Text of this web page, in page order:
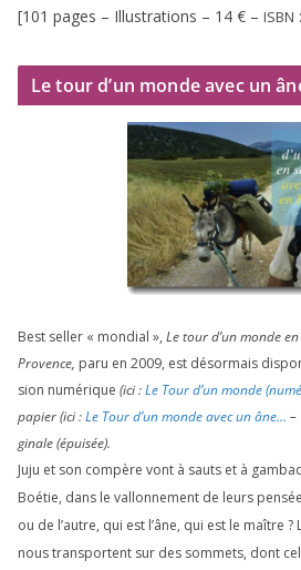
[101 pages – Illustrations – 14 € – ISBN :
Le tour d’un monde avec un
Best sel­ler « mon­dial », Le tour d’un monde
Provence, paru en 2009, est désor­mais
sion numé­rique (ici :Le Tour d’un monde
papier (ici :Le Tour d’un monde avec un âne… –
gi­nale (épui­sée).
Juju et son com­père vont à sauts et à
Boétie, dans le val­lon­ne­ment de leurs
ou de l’autre, qui est l’âne, qui est le maître
nous trans­portent sur des som­mets, dont